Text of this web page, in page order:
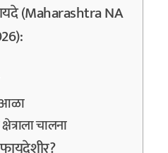
(Maharashtra NA
आळा
चालना